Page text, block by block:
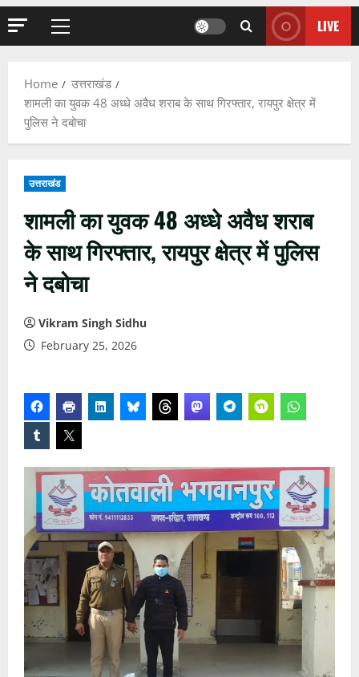
Primary
LIVE
Home
उत्तराखंड
शामली का युवक 48 अध्धे अवैध शराब के साथ गिरफ्तार, रायपुर क्षेत्र में
पुलिस ने दबोचा
उत्तराखंड
शामली का युवक 48 अध्धे अवैध शराब
के साथ गिरफ्तार, रायपुर क्षेत्र में पुलिस
ने दबोचा
Vikram Singh Sidhu
February 25, 2026